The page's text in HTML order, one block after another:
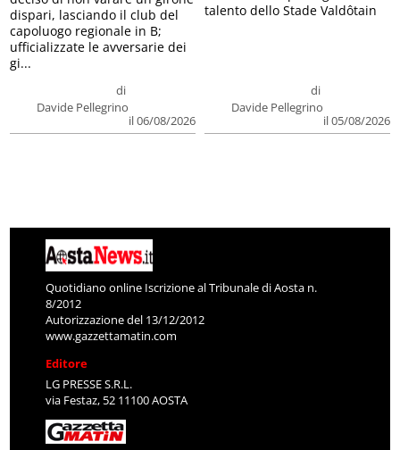
di
Davide Pellegrino
il 06/08/2026
dispari, lasciando il club del
capoluogo regionale in B;
ufficializzate le avversarie dei
gi...
di
Davide Pellegrino
il 05/08/2026
talento dello Stade Valdôtain
Quotidiano online Iscrizione al Tribunale di Aosta n.
8/2012
Autorizzazione del 13/12/2012
www.gazzettamatin.com
Editore
LG PRESSE S.R.L.
via Festaz, 52 11100 AOSTA